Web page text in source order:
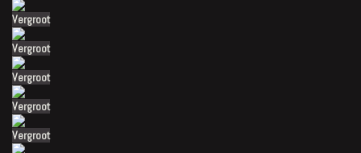
Vergroot
Vergroot
Vergroot
Vergroot
Vergroot